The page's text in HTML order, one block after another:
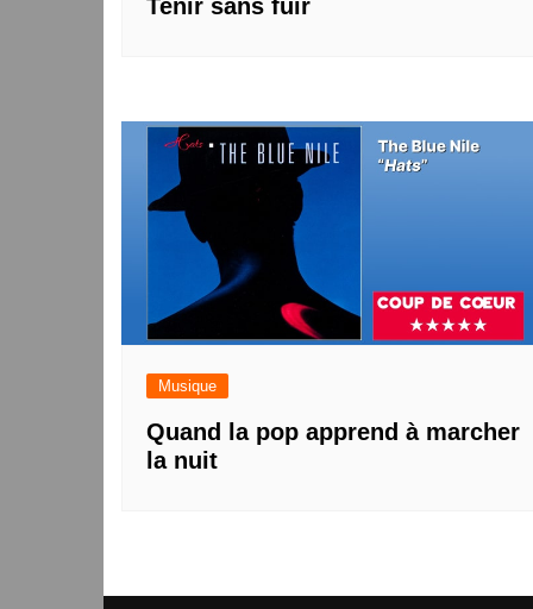
Tenir sans fuir
Musique
Quand la pop apprend à marcher
la nuit